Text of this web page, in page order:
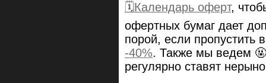
🗓Календарь оферт,
офертных бумаг дает
порой, если
-40%. Также мы ведем 🤬
регулярно ставят